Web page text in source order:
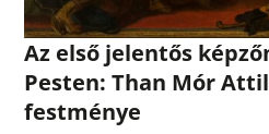
Az első jelentős
Pesten: Than Mór
festménye